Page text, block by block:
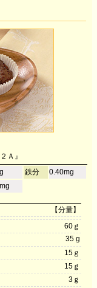
Ａ』
鉄分
0.40mg
【分量】
60ｇ
35 g
15ｇ
15ｇ
3ｇ